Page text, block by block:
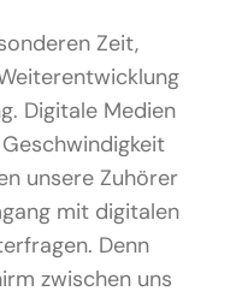
Zeit,
Digitale Medien
unsere Zuhörer
mit digitalen
Denn
zwischen uns